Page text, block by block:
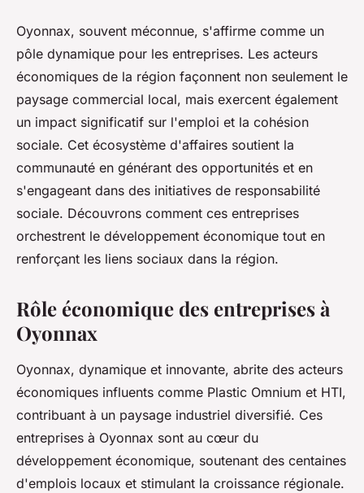
Les entreprises à oyonnax et
leur rôle dans la région
Alix•15 février 2025•3 min de lecture
Oyonnax, souvent méconnue, s'affirme comme un
pôle dynamique pour les entreprises. Les acteurs
économiques de la région façonnent non seulement le
paysage commercial local, mais exercent également
un impact significatif sur l'emploi et la cohésion
sociale. Cet écosystème d'affaires soutient la
communauté en générant des opportunités et en
s'engageant dans des initiatives de responsabilité
sociale. Découvrons comment ces entreprises
orchestrent le développement économique tout en
renforçant les liens sociaux dans la région.
Rôle économique des entreprises à
Oyonnax
Oyonnax, dynamique et innovante, abrite des acteurs
économiques influents comme Plastic Omnium et HTI,
contribuant à un paysage industriel diversifié. Ces
entreprises à Oyonnax sont au cœur du
développement économique, soutenant des centaines
d'emplois locaux et stimulant la croissance régionale.